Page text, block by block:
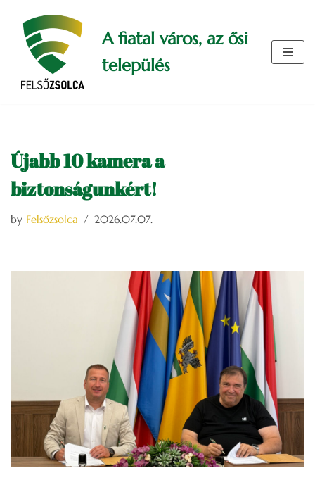
Skip
content
A fiatal város, az ősi
település
Újabb 10 kamera a
biztonságunkért!
by Felsőzsolca 2026.07.07.